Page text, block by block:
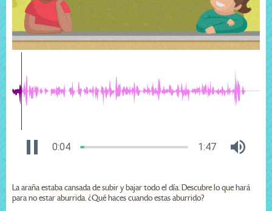
0:04 1:47
La araña estaba cansada de subir y bajar todo el día. Descubre lo que hará
para no estar aburrida. ¿Qué haces cuando estas aburrido?